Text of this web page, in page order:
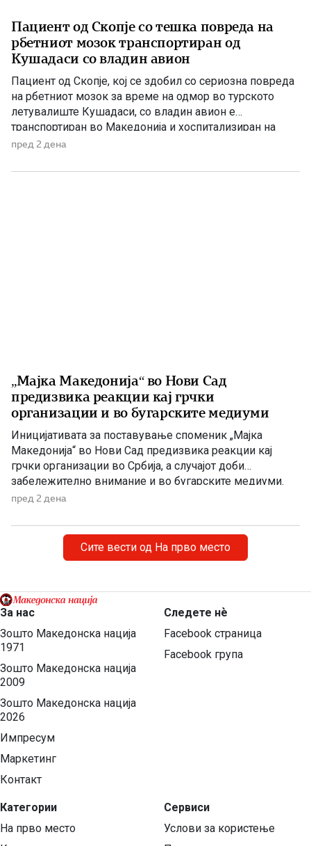
Пациент од Скопје со тешка повреда на
рбетниот мозок транспортиран од
Кушадаси со владин авион
Пациент од Скопје, кој се здобил со сериозна повреда
на рбетниот мозок за време на одмор во турското
летувалиште Кушадаси, со владин авион е
транспортиран во Македонија и хоспитализиран на
Универзитетската клиника за трауматологија,
интензивно лекување (ТОАРИЛУЦ). Информацијата ја
пред 2 дена
„Мајка Македонија“ во Нови Сад
предизвика реакции кај грчки
организации и во бугарските медиуми
Иницијативата за поставување споменик „Мајка
Македонија“ во Нови Сад предизвика реакции кај
грчки организации во Србија, а случајот доби
забележително внимание и во бугарските медиуми.
Македонскиот национален совет нагласува дека
туку треба да биде траен симбол на македонскиот
народ, неговото историско паметење и културен
идентитет. Националниот совет на македонското […]
пред 2 дена
Сите вести од На прво место
За нас
Зошто Македонска нација
1971
Зошто Македонска нација
2009
Зошто Македонска нација
2026
Импресум
Маркетинг
Контакт
Категории
На прво место
Следете нѐ
Facebook страница
Facebook група
Сервиси
Услови за користење